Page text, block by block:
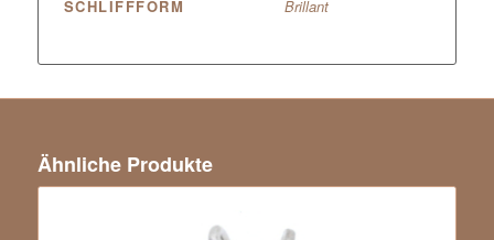
SCHLIFFFORM
Brillant
Ähnliche Produkte